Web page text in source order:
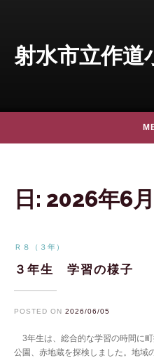
射水市立作道
日: 2026年6
Ｒ８（３年）
３年生 学習の様子
POSTED ON 2026/06/05
3年生は、総合的な学習の時間に
公園、赤地蔵を探検しました。地域